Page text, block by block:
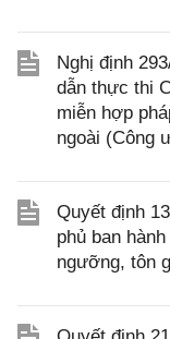
Nghị định
dẫn thực thi
miễn hợp
ngoài (Công
Quyết định
phủ ban
ngưỡng, tôn